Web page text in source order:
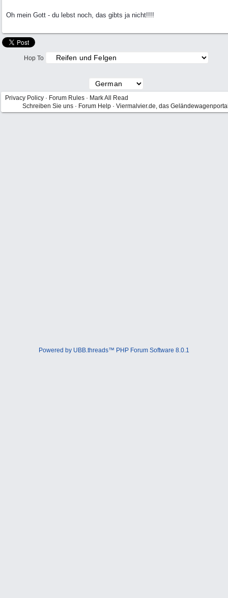
Oh mein Gott - du lebst noch, das gibts ja nicht!!!!
Hop To
Privacy Policy · Forum Rules · Mark All Read
Schreiben Sie uns · Forum Help · Viermalvier.de, das
Powered by UBB.threads™ PHP Forum Software 8.0.1